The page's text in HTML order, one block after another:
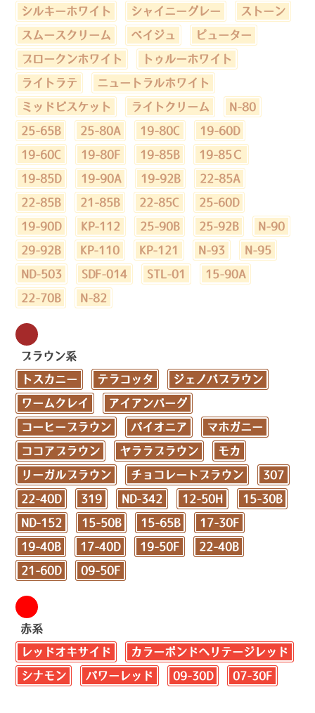
シルキーホワイト シャイニーグレー ストーン
スムースクリーム ベイジュ ピューター
ブロークンホワイト トゥルーホワイト
ライトラテ ニュートラルホワイト
ミッドビスケット ライトクリーム N-80
25-65B 25-80A 19-80C 19-60D
19-60C 19-80F 19-85B 19-85Ｃ
19-85D 19-90A 19-92B 22-85A
22-85B 21-85B 22-85C 25-60D
19-90D KP-112 25-90B 25-92B N-90
29-92B KP-110 KP-121 N-93 N-95
ND-503 SDF-014 STL-01 15-90A
22-70B N-82
ブラウン系
トスカニー テラコッタ ジェノバブラウン
ワームクレイ アイアンバーグ
コーヒーブラウン パイオニア マホガニー
ココアブラウン ヤララブラウン モカ
リーガルブラウン チョコレートブラウン 307
22-40D 319 ND-342 12-50H 15-30B
ND-152 15-50B 15-65B 17-30F
19-40B 17-40D 19-50F 22-40B
21-60D 09-50F
赤系
レッドオキサイド カラーボンドヘリテージレッド
シナモン パワーレッド 09-30D 07-30F